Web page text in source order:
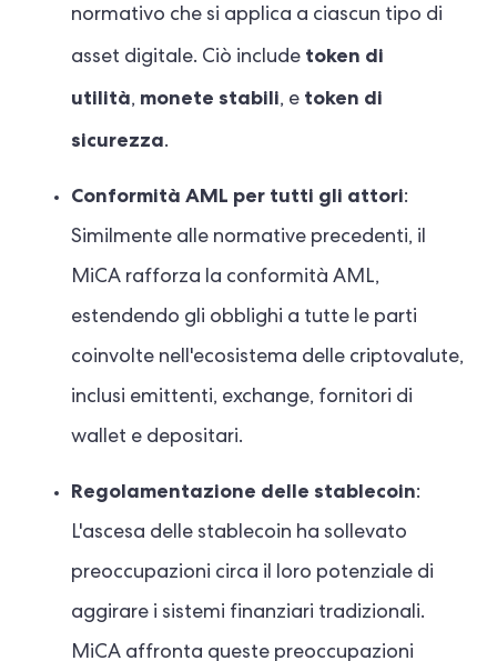
normativo che si applica a ciascun tipo di
asset digitale. Ciò include token di
utilità, monete stabili, e token di
sicurezza.
Conformità AML per tutti gli attori:
Similmente alle normative precedenti, il
MiCA rafforza la conformità AML,
estendendo gli obblighi a tutte le parti
coinvolte nell'ecosistema delle criptovalute,
inclusi emittenti, exchange, fornitori di
wallet e depositari.
Regolamentazione delle stablecoin:
L'ascesa delle stablecoin ha sollevato
preoccupazioni circa il loro potenziale di
aggirare i sistemi finanziari tradizionali.
MiCA affronta queste preoccupazioni